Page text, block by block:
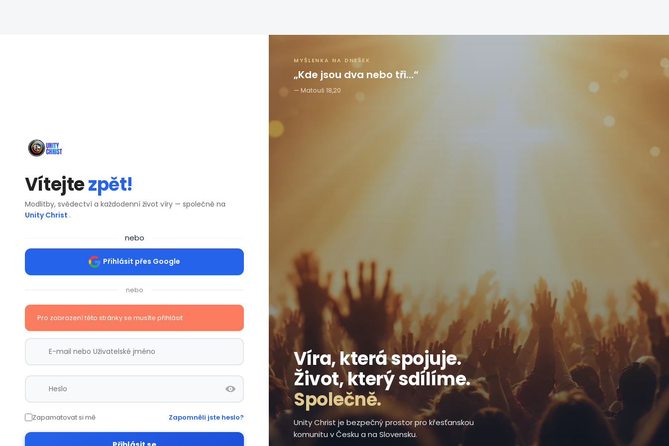
Vítejtezpět!
Modlitby, svědectví a každodenní život víry — společně na
Unity Christ .
nebo
Přihlásit přes Google
nebo
Pro zobrazení této stránky se musíte přihlásit
Zapamatovat si mě Zapomněli jste heslo?
Víra, která spojuje.
Život, který sdílíme.
Společně.
Unity Christ je bezpečný prostor pro křesťanskou
komunitu v Česku a na Slovensku.
MYŠLENKA NA DNEŠEK
„Kde jsou dva nebo tři…“
Matouš 18,20